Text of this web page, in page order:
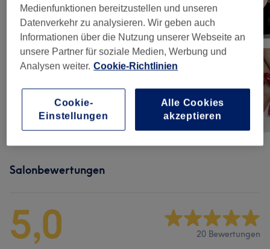
Salonbewertungen
5,0 20 Bewertungen
Medienfunktionen bereitzustellen und unseren
Datenverkehr zu analysieren. Wir geben auch
Informationen über die Nutzung unserer Webseite an
unsere Partner für soziale Medien, Werbung und
Analysen weiter. Cookie-Richtlinien
Cookie-
Einstellungen
Alle Cookies
akzeptieren